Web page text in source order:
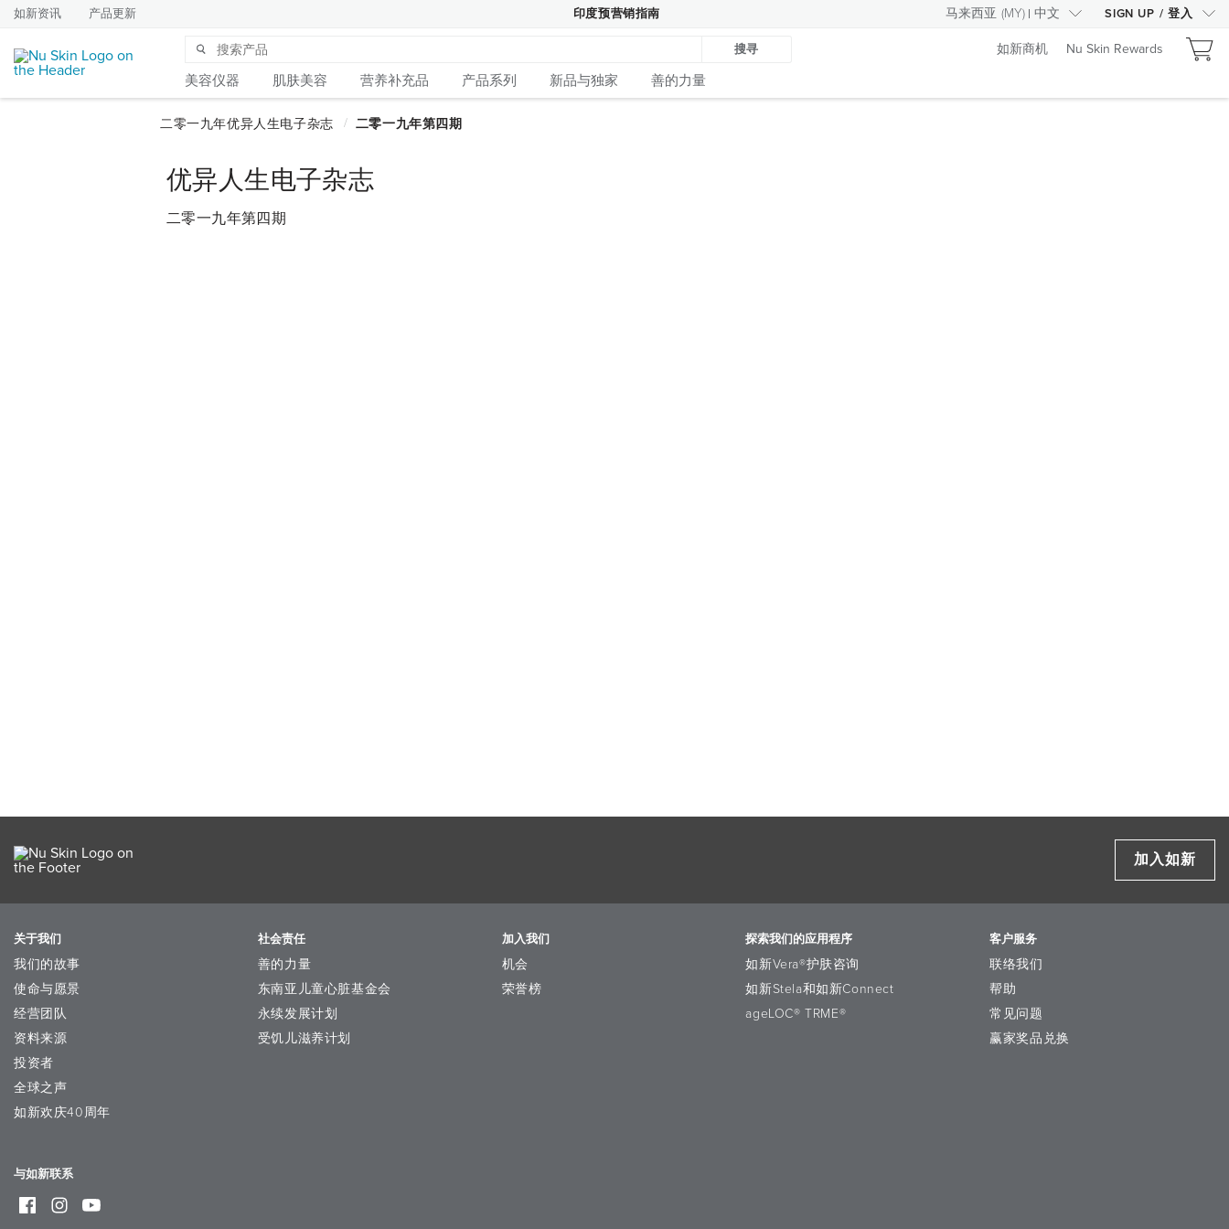
如新资讯 产品更新 印度预营销指南 马来西亚 (MY) 中文 SIGN UP / 登入
搜寻
美容仪器 肌肤美容 营养补充品 产品系列 新品与独家 善的力量
如新商机 Nu Skin Rewards
优异人生电子杂志
二零一九年第四期
加入如新
关于我们
我们的故事
使命与愿景
经营团队
资料来源
投资者
全球之声
如新欢庆40周年
社会责任
善的力量
东南亚儿童心脏基金会
永续发展计划
受饥儿滋养计划
加入我们
机会
荣誉榜
探索我们的应用程序
如新Vera®护肤咨询
如新Stela和如新Connect
ageLOC® TRME®
客户服务
联络我们
帮助
常见问题
赢家奖品兑换
与如新联系